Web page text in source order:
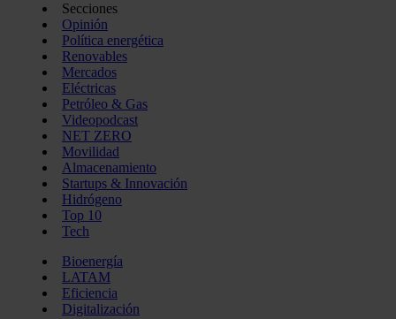
Secciones
Opinión
Política energética
Renovables
Mercados
Eléctricas
Petróleo & Gas
Videopodcast
NET ZERO
Movilidad
Almacenamiento
Startups & Innovación
Hidrógeno
Top 10
Tech
Bioenergía
LATAM
Eficiencia
Digitalización